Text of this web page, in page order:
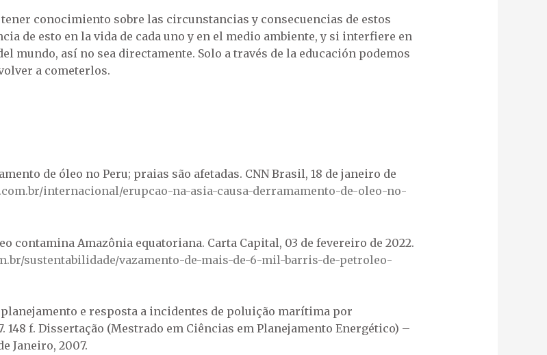
conocimiento sobre las circunstancias y consecuencias de estos
de esto en la vida de cada uno y en el medio ambiente, y si interfiere en
mundo, así no sea directamente. Solo a través de la educación podemos
a cometerlos.
de óleo no Peru; praias são afetadas. CNN Brasil, 18 de janeiro de
internacional/erupcao-na-asia-causa-derramamento-de-oleo-no-
contamina Amazônia equatoriana. Carta Capital, 03 de fevereiro de 2022.
sustentabilidade/vazamento-de-mais-de-6-mil-barris-de-petroleo-
e resposta a incidentes de poluição marítima por
f. Dissertação (Mestrado em Ciências em Planejamento Energético) –
Janeiro, 2007.